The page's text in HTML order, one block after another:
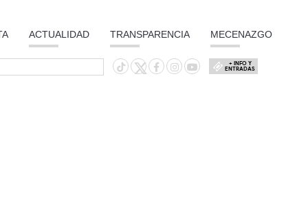
ACTUALIDAD TRANSPARENCIA MECENAZGO
+ INFO Y
ENTRADAS